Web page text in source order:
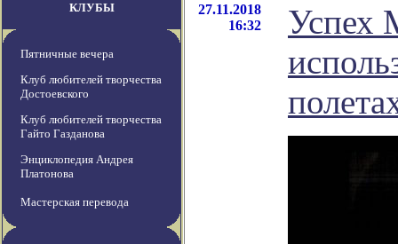
КЛУБЫ
Пятничные вечера
Клуб любителей творчества
Достоевского
Клуб любителей творчества
Гайто Газданова
Энциклопедия Андрея
Платонова
Мастерская перевода
27.11.2018
16:32
Успех